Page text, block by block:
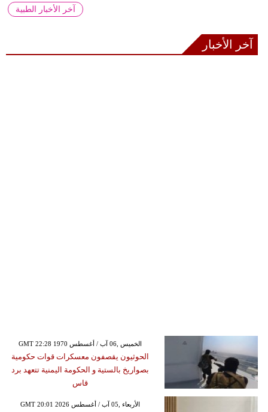
آخر الأخبار الطبية
آخر الأخبار
GMT 22:28 1970 الخميس ,06 آب / أغسطس
الحوثيون يقصفون معسكرات قوات حكومية
بصواريخ بالستية و الحكومة اليمنية تتعهد برد
قاس
GMT 20:01 2026 الأربعاء ,05 آب / أغسطس